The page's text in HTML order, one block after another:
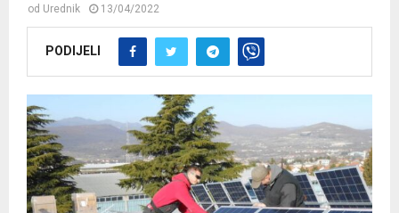
od Urednik 13/04/2022
PODIJELI